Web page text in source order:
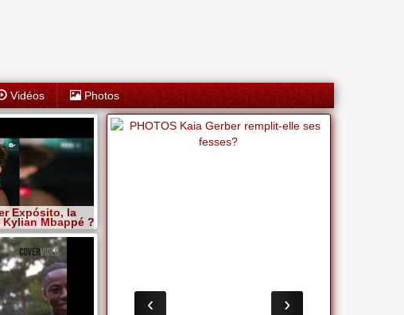
Vidéos Photos
Expósito, la
Mbappé ?
‹ ›